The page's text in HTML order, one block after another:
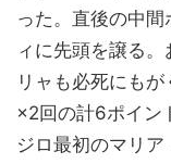
った。直後の中
ィに先頭を譲る
リャも必死にも
×2回の計6ポイン
ジロ最初のマリア